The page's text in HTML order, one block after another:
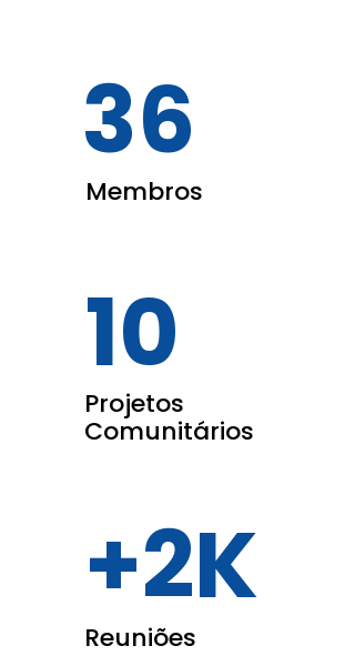
36
Membros
10
Projetos
Comunitários
+2K
Reuniões